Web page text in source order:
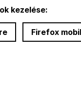
kezelése:
Firefox